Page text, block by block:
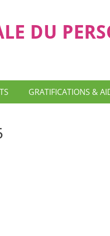
DU
GRATIFICATIONS &